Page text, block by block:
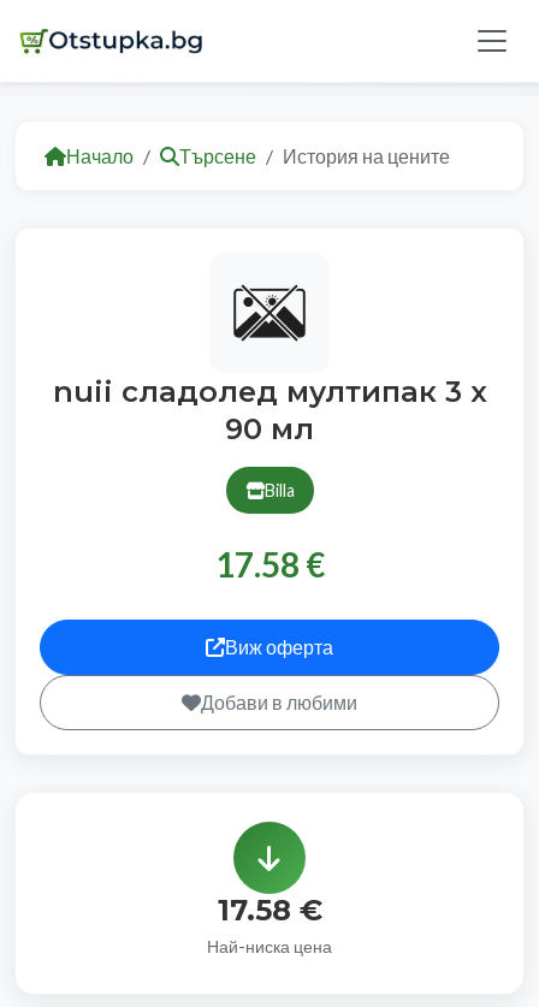
Начало Търсене История на цените
nuii сладолед мултипак 3 х
90 мл
Billa
17.58 €
Виж оферта
Добави в любими
17.58 €
Най-ниска цена